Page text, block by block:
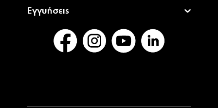
Εγγυήσεις